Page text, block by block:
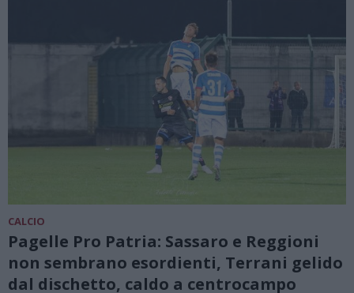
CALCIO
Pagelle Pro Patria: Sassaro e Reggioni
non sembrano esordienti, Terrani gelido
dal dischetto, caldo a centrocampo